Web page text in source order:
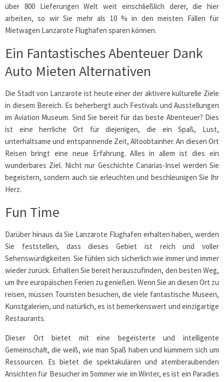
über 800 Lieferungen Welt weit einschließlich derer, die hier
arbeiten, so wir Sie mehr als 10 % in den meisten Fällen für
Mietwagen Lanzarote Flughafen sparen können.
Ein Fantastisches Abenteuer Dank
Auto Mieten Alternativen
Die Stadt von Lanzarote ist heute einer der aktivere kulturelle Ziele
in diesem Bereich. Es beherbergt auch Festivals und Ausstellungen
im Aviation Museum. Sind Sie bereit für das beste Abenteuer? Dies
ist eine herrliche Ort für diejenigen, die ein Spaß, Lust,
unterhaltsame und entspannende Zeit, Altoobtainher. An diesen Ort
Reisen bringt eine neue Erfahrung. Alles in allem ist dies ein
wunderbares Ziel. Nicht nur Geschichte Canarias-Insel werden Sie
begeistern, sondern auch sie erleuchten und beschleunigen Sie Ihr
Herz.
Fun Time
Darüber hinaus da Sie Lanzarote Flughafen erhalten haben, werden
Sie feststellen, dass dieses Gebiet ist reich und voller
Sehenswürdigkeiten. Sie fühlen sich sicherlich wie immer und immer
wieder zurück. Erhalten Sie bereit herauszufinden, den besten Weg,
um Ihre europäischen Ferien zu genießen. Wenn Sie an diesen Ort zu
reisen, müssen Touristen besuchen, die viele fantastische Museen,
Kunstgalerien, und natürlich, es ist bemerkenswert und einzigartige
Restaurants.
Dieser Ort bietet mit eine begeisterte und intelligente
Gemeinschaft, die weiß, wie man Spaß haben und kümmern sich um
Ressourcen. Es bietet die spektakulären und atemberaubenden
Ansichten für Besucher im Sommer wie im Winter, es ist ein Paradies